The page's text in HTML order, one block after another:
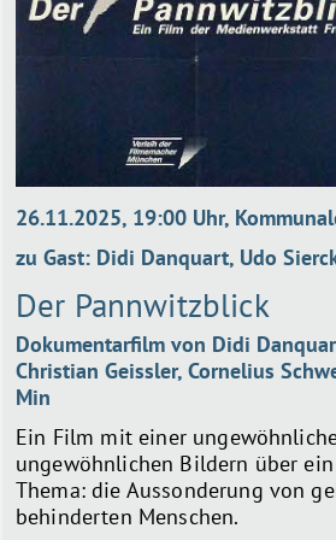
26.11.2025, 19:00 Uhr,
zu Gast: Didi Danquart, Udo
Der Pannwitzblick
Dokumentarfilm von Didi
Christian Geissler, Cornelius
Min
Ein Film mit einer
ungewöhnlichen Bildern über
Thema: die Aussonderung von
behinderten Menschen.